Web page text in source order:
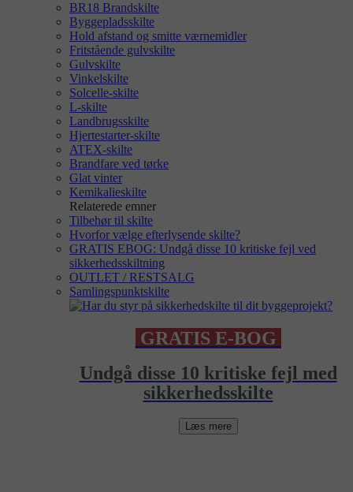
BR18 Brandskilte
Byggepladsskilte
Hold afstand og smitte værnemidler
Fritstående gulvskilte
Gulvskilte
Vinkelskilte
Solcelle-skilte
L-skilte
Landbrugsskilte
Hjertestarter-skilte
ATEX-skilte
Brandfare ved tørke
Glat vinter
Kemikalieskilte
Relaterede emner
Tilbehør til skilte
Hvorfor vælge efterlysende skilte?
GRATIS EBOG: Undgå disse 10 kritiske fejl ved
sikkerhedsskiltning
OUTLET / RESTSALG
Samlingspunktskilte
GRATIS E-BOG
Undgå disse 10 kritiske fejl med
sikkerhedsskilte
Læs mere